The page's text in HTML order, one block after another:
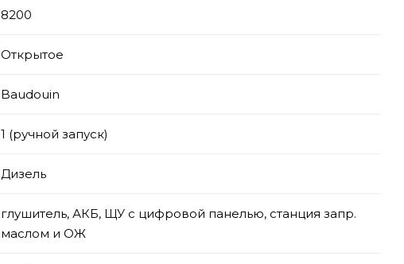
8200
Открытое
Baudouin
1 (ручной запуск)
Дизель
глушитель, АКБ, ЩУ с цифровой панелью, станция запр.
маслом и ОЖ